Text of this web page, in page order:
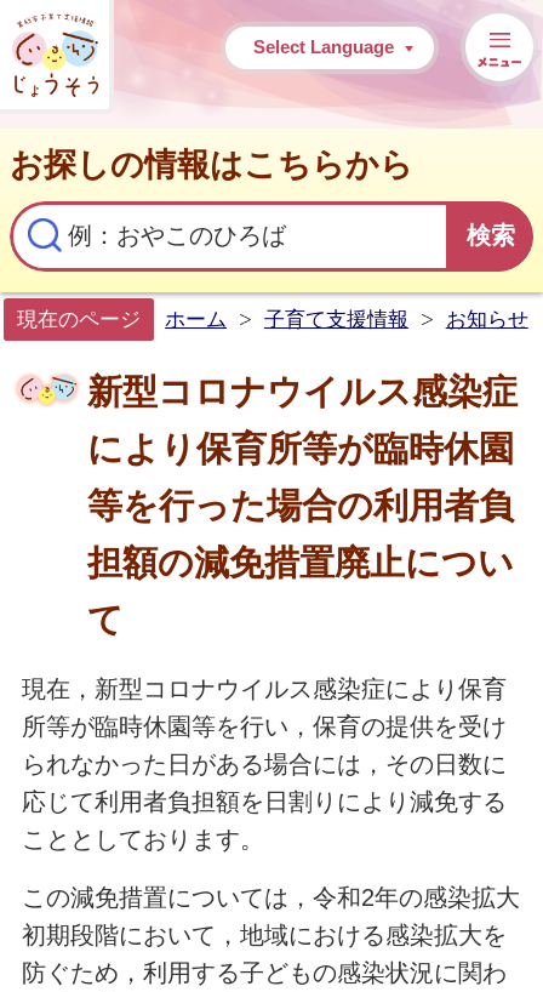
常総市子育て支援情報
Select Language
お探しの情報はこちらから
現在のページ ホーム 子育て支援情報 お知らせ
新型コロナウイルス感染症
により保育所等が臨時休園
等を行った場合の利用者負
担額の減免措置廃止につい
て
現在，新型コロナウイルス感染症により保育
所等が臨時休園等を行い，保育の提供を受け
られなかった日がある場合には，その日数に
応じて利用者負担額を日割りにより減免する
こととしております。
この減免措置については，令和2年の感染拡大
初期段階において，地域における感染拡大を
防ぐため，利用する子どもの感染状況に関わ